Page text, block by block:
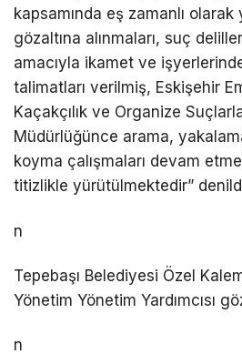
kapsamında eş zamanlı olarak
gözaltına alınmaları, suç
amacıyla ikamet ve
talimatları verilmiş, Eskişehir
Kaçakçılık ve Organize
Müdürlüğünce arama,
koyma çalışmaları devam
titizlikle yürütülmektedir”
n
Tepebaşı Belediyesi Özel
Yönetim Yönetim Yardımcısı
n